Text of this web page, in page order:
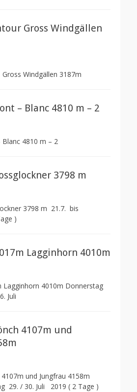
Gross Windgällen
Windgällen 3187m
– Blanc 4810 m – 2
4810 m – 2
3798 m
3798 m 21.7. bis
)
Lagginhorn 4010m
Lagginhorn 4010m Donnerstag
Juli
4107m und
und Jungfrau 4158m
29. / 30. Juli 2019 ( 2 Tage )